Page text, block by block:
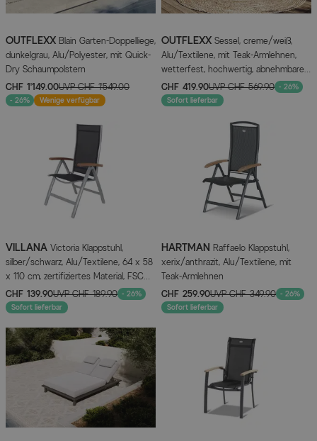
OUTFLEXX Blain Garten-Doppelliege,
dunkelgrau, Alu/Polyester, mit Quick-
Dry Schaumpolstern
CHF 1’149.00UVPCHF 1’549.00
- 26% Wenige verfügbar
OUTFLEXX Sessel, creme/weiß,
Alu/Textilene, mit Teak-Armlehnen,
wetterfest, hochwertig, abnehmbarer
Bezug
CHF 419.90UVPCHF 569.90 - 26%
Sofort lieferbar
VILLANA Victoria Klappstuhl,
silber/schwarz, Alu/Textilene, 64 x 58
x 110 cm, zertifiziertes Material, FSC®-
zertifiziertes Produkt
CHF 139.90UVPCHF 189.90 - 26%
Sofort lieferbar
HARTMAN Raffaelo Klappstuhl,
xerix/anthrazit, Alu/Textilene, mit
Teak-Armlehnen
CHF 259.90UVPCHF 349.90 - 26%
Sofort lieferbar